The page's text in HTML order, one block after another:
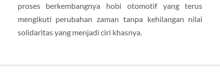
proses berkembangnya hobi otomotif yang terus
mengikuti perubahan zaman tanpa kehilangan nilai
solidaritas yang menjadi ciri khasnya.